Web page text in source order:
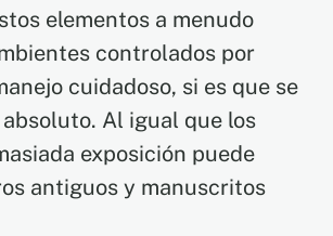
elementos a menudo
controlados por
cuidadoso, si es que se
Al igual que los
exposición puede
antiguos y manuscritos